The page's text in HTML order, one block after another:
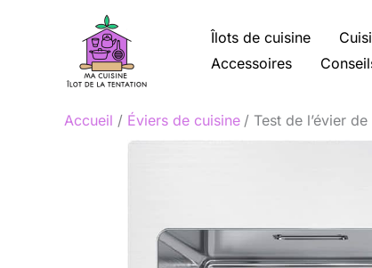
Îlots de cuisine
Accessoires
Accueil Éviers de cuisine Test de l’évier